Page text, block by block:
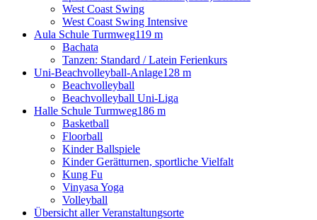
West Coast Swing
West Coast Swing Intensive
Aula Schule Turmweg119 m
Bachata
Tanzen: Standard / Latein Ferienkurs
Uni-Beachvolleyball-Anlage128 m
Beachvolleyball
Beachvolleyball Uni-Liga
Halle Schule Turmweg186 m
Basketball
Floorball
Kinder Ballspiele
Kinder Gerätturnen, sportliche Vielfalt
Kung Fu
Vinyasa Yoga
Volleyball
Übersicht aller Veranstaltungsorte